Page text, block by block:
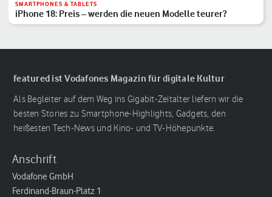
SMARTPHONES & TABLETS
iPhone 18: Preis – werden die neuen Modelle teurer?
featured ist Vodafones Magazin für digitale Kultur
Als Begleiter auf dem Weg ins Gigabit-Zeitalter liefern wir die
besten Stories zu Smartphone-Highlights, Gadgets, den
heißesten Tech-News und Kino- und TV-Höhepunkte.
Anschrift
Vodafone GmbH
Ferdinand-Braun-Platz 1